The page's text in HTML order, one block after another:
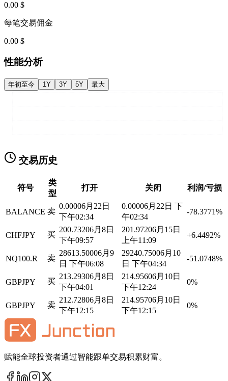
0.00 $
每笔交易佣金
0.00 $
性能分析
年初至今 1Y 3Y 5Y 最大
交易历史
符号
类
型
打开 关闭 利润/亏损
BALANCE 卖
0.00006月22日
下午02:34
0.00006月22日 下
午02:34
-78.3771%
CHFJPY 买
200.73206月8日
下午09:57
201.97206月15日
上午11:09
+6.4492%
NQ100.R 卖
28613.50006月9
日 下午06:08
29240.75006月10
日 下午04:34
-51.0748%
GBPJPY 买
213.29306月8日
下午04:01
214.95606月10日
下午12:24
0%
GBPJPY 卖
212.72806月8日
下午12:15
214.95706月10日
下午12:15
0%
赋能全球投资者通过智能跟单交易积累财富。